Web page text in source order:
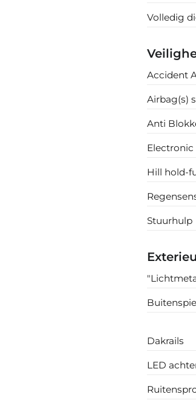
Volledig
Accident
Airbag(s)
Anti
Electronic
Hill hold-
Stuurhulp
Dakrails
LED